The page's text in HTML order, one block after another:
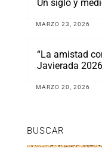
Un siglo y
MARZO 23, 2026
“La amistad
Javierada 2026
MARZO 20, 2026
BUSCAR